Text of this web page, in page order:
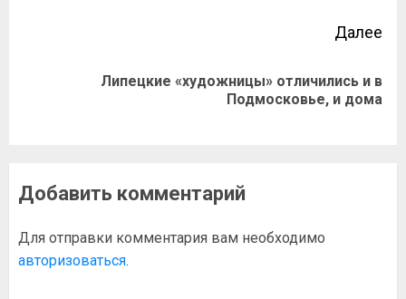
Далее
Липецкие «художницы» отличились и в
Подмосковье, и дома
Добавить комментарий
Для отправки комментария вам необходимо
авторизоваться.